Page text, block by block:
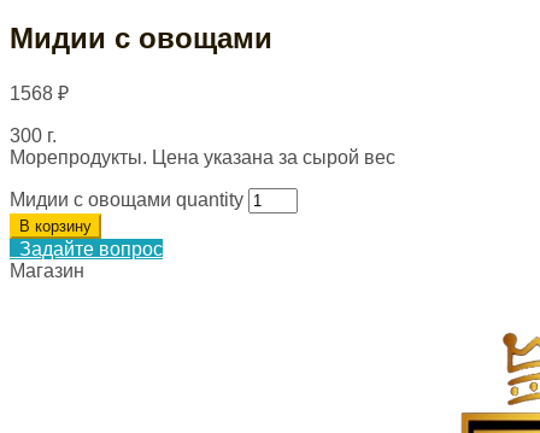
Мидии с овощами
1568 ₽
300 г.
Морепродукты. Цена указана за сырой вес
Мидии с овощами quantity
В корзину
Задайте вопрос
Магазин